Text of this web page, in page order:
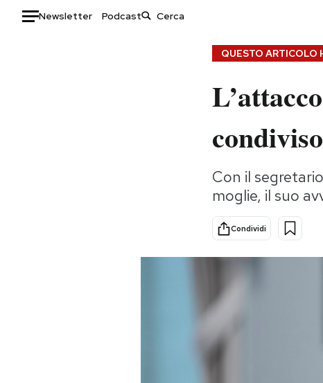
Newsletter Podcast
Storie/Idee
Ok Boomer!
Altrecose
QUESTO ARTICOLO
Con il
moglie, il suo
Condividi